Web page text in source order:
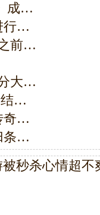
成…
行…
前…
大…
结…
奇…
条…
秒杀心情超